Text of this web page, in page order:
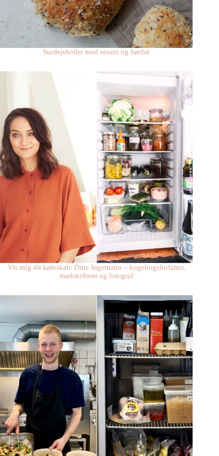
Surdejsboller med sesam og hørfrø
Vis mig dit køleskab: Ditte Ingemann – kogebogsforfatter,
madskribent og fotograf